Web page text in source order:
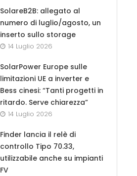
SolareB2B: allegato al
numero di luglio/agosto, un
inserto sullo storage
14 Luglio 2026
SolarPower Europe sulle
limitazioni UE a inverter e
Bess cinesi: “Tanti progetti in
ritardo. Serve chiarezza”
14 Luglio 2026
Finder lancia il relè di
controllo Tipo 70.33,
utilizzabile anche su impianti
FV